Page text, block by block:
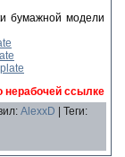
бумажной модели
нерабочей ссылке
: AlexxD Теги: